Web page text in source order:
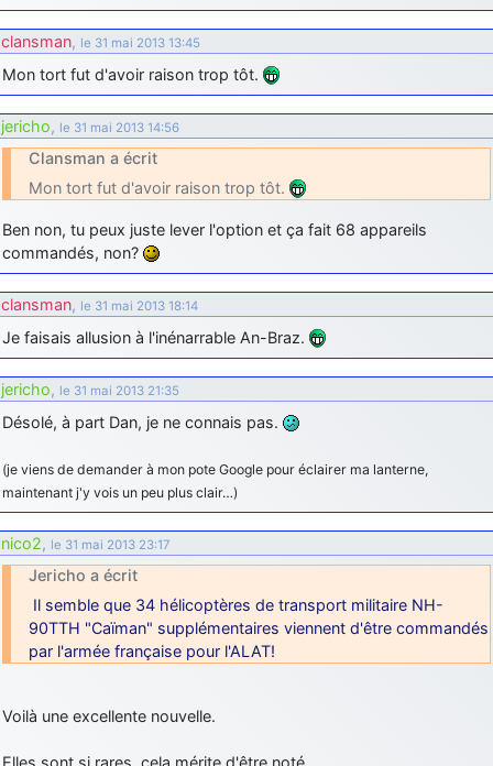
d9pouces: Joyeux Noël à tous !
d9pouces : mais tu peux tenter l'un des rares lycées militaires
comme le Prytanée dans la Sarthe, ça ne peut pas faire de mal !
d9pouces: C'est plutôt après le lycée, voire après une prépa
scientifique, tu as donc encore un peu de temps devant toi
: bonjour a tous je suis un élève de première
passionnée par l'aviation militaire , pourrais je savoir que faire après
d9pouces: lesquels, par exemple ?
les photo des anciens appareils de l'armée de l'air de la haute -volta
d9pouces: Ça me casse quand même bien les pieds, j’avoue
jericho: Pour moi tout est à nouveau OK dirait-on… Merci à toi.
au passage !
d9pouces: j'ai trouvé un palliatif un peu violent, mais ça devrait aller
un peu mieux
d9pouces: cette fois, c'est le Brésil et Singapour qui mettent le site
par terre
jericho: Ah ben je peux te confirmer que j'étais resté dans le filtre…
d9pouces : Désolé ! Mon filtrage a été un peu trop violent
manifestement
clansman, le 31 mai 2013 13:45
Mon tort fut d'avoir raison trop tôt.
jericho, le 31 mai 2013 14:56
Clansman a écrit
Mon tort fut d'avoir raison trop tôt.
Ben non, tu peux juste lever l'option et ça fait 68 appareils
commandés, non?
clansman, le 31 mai 2013 18:14
Je faisais allusion à l'inénarrable An-Braz.
jericho, le 31 mai 2013 21:35
Désolé, à part Dan, je ne connais pas.
(je viens de demander à mon pote Google pour éclairer ma lanterne,
maintenant j'y vois un peu plus clair…)
nico2, le 31 mai 2013 23:17
Jericho a écrit
Il semble que 34 hélicoptères de transport militaire NH-
90TTH "Caïman" supplémentaires viennent d'être commandés
par l'armée française pour l'ALAT!
Voilà une excellente nouvelle.
Elles sont si rares, cela mérite d'être noté.